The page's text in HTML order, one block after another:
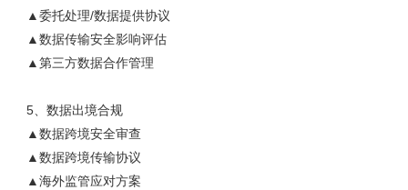
▲委托处理/数据提供协议
▲数据传输安全影响评估
▲第三方数据合作管理
5、数据出境合规
▲数据跨境安全审查
▲数据跨境传输协议
▲海外监管应对方案